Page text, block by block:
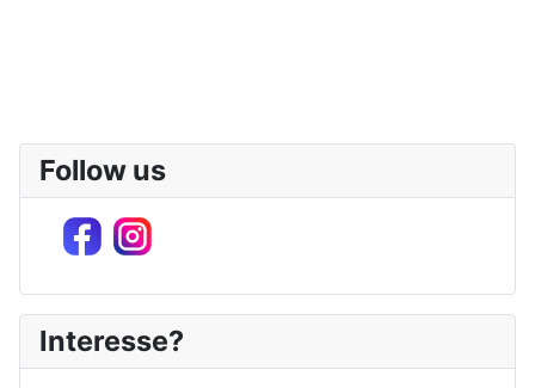
Follow us
Interesse?